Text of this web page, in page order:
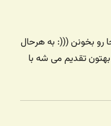
رو بخونن (((: به هرحال
اگر تا اینجا رو خوندین یک مدال tl;dr بهتون تقدیم می شه با